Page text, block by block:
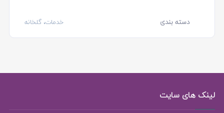
دسته بندی خدمات، گلخانه
لینک های سایت